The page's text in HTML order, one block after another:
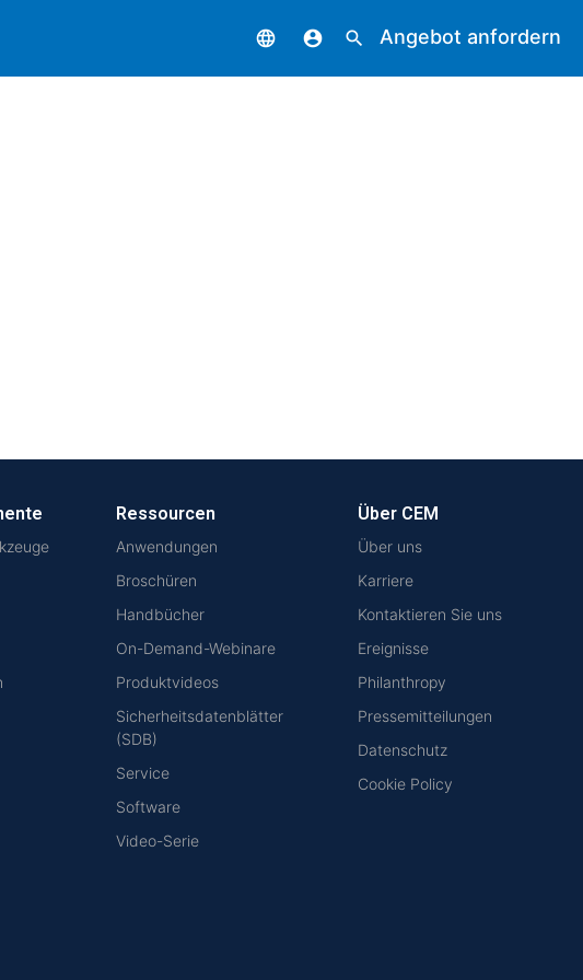
language account_circle search Angebot anfordern
Ressourcen
Anwendungen
Broschüren
Handbücher
On-Demand-Webinare
Produktvideos
Sicherheitsdatenblätter
(SDB)
Service
Software
Video-Serie
Über CEM
Über uns
Karriere
Kontaktieren Sie uns
Ereignisse
Philanthropy
Pressemitteilungen
Datenschutz
Cookie Policy